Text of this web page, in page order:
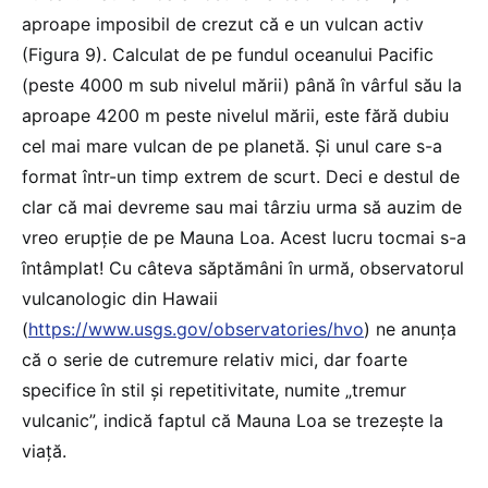
aproape imposibil de crezut că e un vulcan activ
(Figura 9). Calculat de pe fundul oceanului Pacific
(peste 4000 m sub nivelul mării) până în vârful său la
aproape 4200 m peste nivelul mării, este fără dubiu
cel mai mare vulcan de pe planetă. Și unul care s-a
format într-un timp extrem de scurt. Deci e destul de
clar că mai devreme sau mai târziu urma să auzim de
vreo erupție de pe Mauna Loa. Acest lucru tocmai s-a
întâmplat! Cu câteva săptămâni în urmă, observatorul
vulcanologic din Hawaii
(https://www.usgs.gov/observatories/hvo) ne anunța
că o serie de cutremure relativ mici, dar foarte
specifice în stil și repetitivitate, numite „tremur
vulcanic”, indică faptul că Mauna Loa se trezește la
viață.